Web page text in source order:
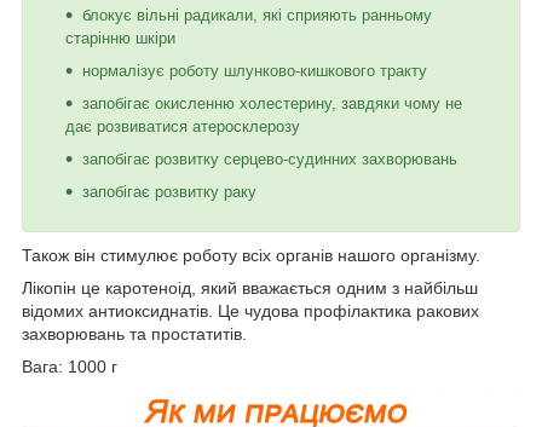
блокує вільні радикали, які сприяють ранньому
старінню шкіри
нормалізує роботу шлунково-кишкового тракту
запобігає окисленню холестерину, завдяки чому не
дає розвиватися атеросклерозу
запобігає розвитку серцево-судинних захворювань
запобігає розвитку раку
Також він стимулює роботу всіх органів нашого організму.
Лікопін це каротеноід, який вважається одним з найбільш
відомих антиоксиднатів. Це чудова профілактика ракових
захворювань та простатитів.
Вага: 1000 г